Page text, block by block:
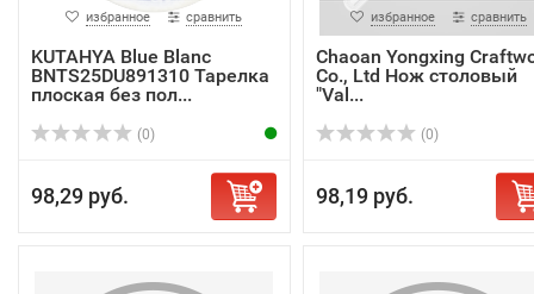
избранное сравнить
KUTAHYA Blue Blanc
BNTS25DU891310 Тарелка
плоская без пол...
(0)
98,29 руб.
избранное сравнить
Chaoan Yongxing
Co., Ltd Нож столовый
"Val...
(0)
98,19 руб.